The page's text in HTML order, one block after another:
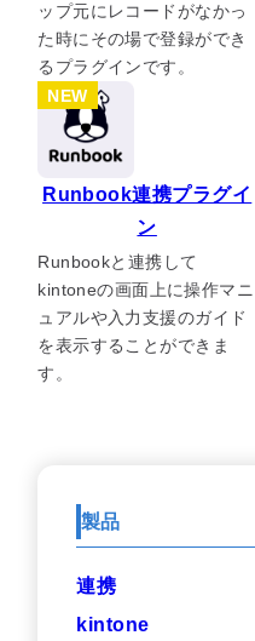
ップ元にレコードがなかっ
た時にその場で登録ができ
るプラグインです。
NEW
Runbook連携プラグイ
ン
Runbookと連携して
kintoneの画面上に操作マニ
ュアルや入力支援のガイド
を表示することができま
す。
製品
連携
kintone